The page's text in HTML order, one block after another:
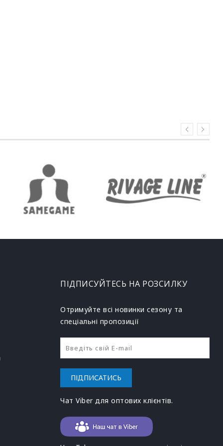
ПІДПИСУЙТЕСЬ НА РОЗСИЛКУ
Отримуйте всі новинки сезону та
спеціальні пропозиції
ПІДПИСАТИСЬ
Чат Viber для оптових клієнтів.